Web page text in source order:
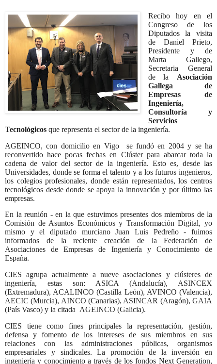
Recibo hoy en el
Congreso de los
Diputados la visita
de Daniel Prieto,
Presidente y de
Marta Gallego,
Secretaria General
dela Asociación
Gallega de
Empresas de
Ingeniería,
Consultoría y
Servicios
Tecnológicos que representa el sector de la ingeniería.
AGEINCO, con domicilio en Vigo se fundó en 2004 y se ha
reconvertido hace pocas fechas en Clúster para abarcar toda la
cadena de valor del sector de la ingeniería. Esto es, desde las
Universidades, donde se forma el talento y a los futuros ingenieros,
los colegios profesionales, donde están representados, los centros
tecnológicos desde donde se apoya la innovación y por último las
empresas.
En la reunión - en la que estuvimos presentes dos miembros de la
Comisión de Asuntos Económicos y Transformación Digital, yo
mismo y el diputado murciano Juan Luis Pedreño - fuimos
informados de la reciente creación de la Federación de
Asociaciones de Empresas de Ingeniería y Conocimiento de
España.
CIES agrupa actualmente a nueve asociaciones y clústeres de
ingeniería, estas son: ASICA (Andalucía), ASINCEX
(Extremadura), ACALINCO (Castilla León), AVINCO (Valencia),
AECIC (Murcia), AINCO (Canarias), ASINCAR (Aragón), GAIA
(País Vasco) y la citada AGEINCO (Galicia).
CIES tiene como fines principales la representación, gestión,
defensa y fomento de los intereses de sus miembros en sus
relaciones con las administraciones públicas, organismos
empresariales y sindicales. La promoción de la inversión en
ingeniería y conocimiento a través de los fondos Next Generation,